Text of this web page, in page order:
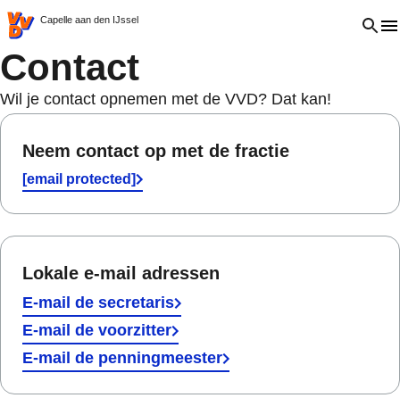
VVD.nl - Ga naar de homepage
Capelle aan den IJssel Open
Contact
Wil je contact opnemen met de VVD? Dat kan!
Neem contact op met de fractie
[email protected]
Lokale e-mail adressen
E-mail de secretaris
E-mail de voorzitter
E-mail de penningmeester